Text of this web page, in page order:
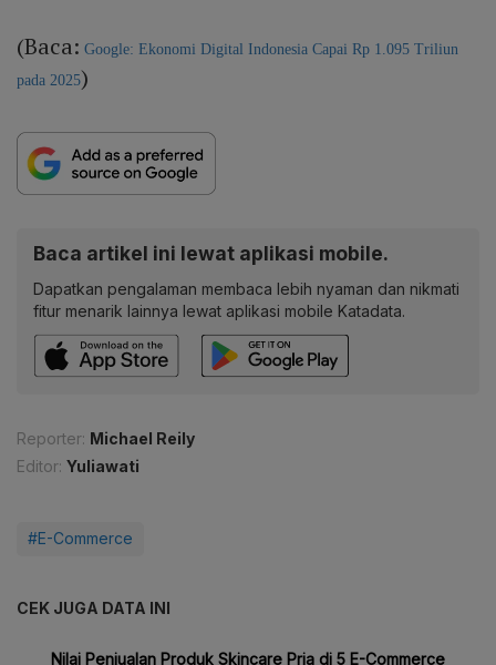
(Baca:Google: Ekonomi Digital Indonesia Capai Rp 1.095 Triliun
pada 2025)
Baca artikel ini lewat aplikasi mobile.
Dapatkan pengalaman membaca lebih nyaman dan nikmati
fitur menarik lainnya lewat aplikasi mobile Katadata.
Reporter: Michael Reily
Editor: Yuliawati
#E-Commerce
CEK JUGA DATA INI